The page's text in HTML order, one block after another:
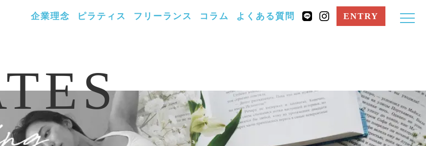
企業理念 ピラティス フリーランス コラム よくある質問 ENTRY